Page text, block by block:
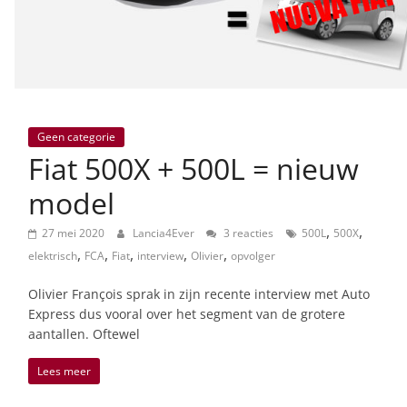
Geen categorie
Fiat 500X + 500L = nieuw
model
27 mei 2020 Lancia4Ever 3 reacties 500L, 500X,
elektrisch, FCA, Fiat, interview, Olivier, opvolger
Olivier François sprak in zijn recente interview met Auto
Express dus vooral over het segment van de grotere
aantallen. Oftewel
Lees meer